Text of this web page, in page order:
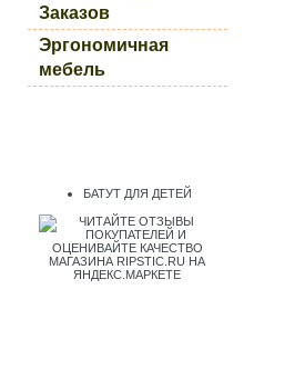
Заказов
Эргономичная
мебель
БАТУТ ДЛЯ ДЕТЕЙ